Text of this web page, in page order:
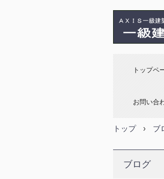
トップペ
お問い合
トップ › ブ
ブログ